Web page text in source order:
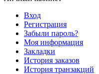
Вход
Регистрация
Забыли пароль?
Моя информация
Закладки
История заказов
История транзакций